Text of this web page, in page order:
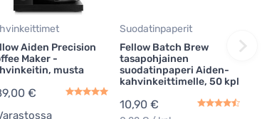
Aiden Precision
Maker -
musta
€
Suodatinpaperit
Fellow Batch Brew
tasapohjainen
suodatinpaperi Aiden-
kahvinkeittimelle, 50 kpl
10,90 €